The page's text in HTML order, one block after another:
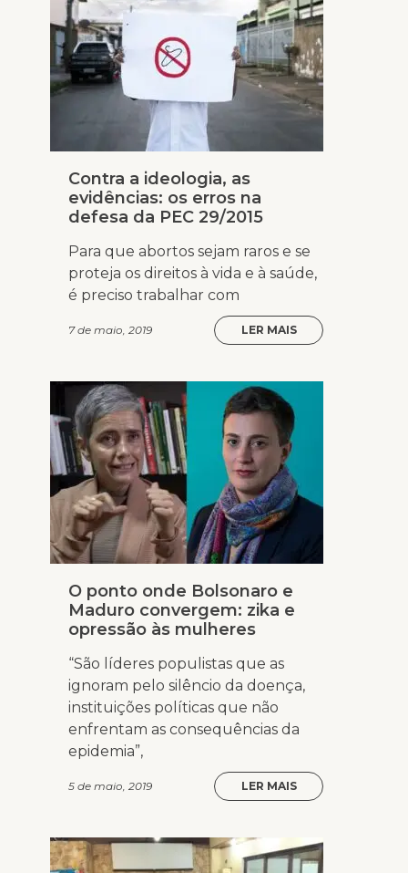
Contra a ideologia, as
evidências: os erros na
defesa da PEC 29/2015
Para que abortos sejam raros e se
proteja os direitos à vida e à saúde,
é preciso trabalhar com
7 de maio, 2019 LER MAIS
O ponto onde Bolsonaro e
Maduro convergem: zika e
opressão às mulheres
“São líderes populistas que as
ignoram pelo silêncio da doença,
instituições políticas que não
enfrentam as consequências da
epidemia”,
5 de maio, 2019 LER MAIS